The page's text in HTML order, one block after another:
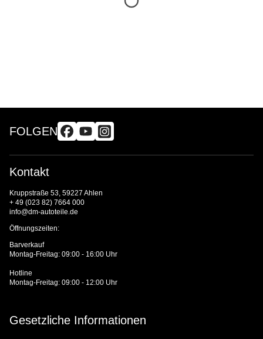
FOLGEN
Kontakt
Kruppstraße 53, 59227 Ahlen
+ 49 (023 82) 7664 000
info@dm-autoteile.de
Öffnungszeiten:
Barverkauf
Montag-Freitag: 09:00 - 16:00 Uhr
Hotline
Montag-Freitag: 09:00 - 12:00 Uhr
Gesetzliche Informationen